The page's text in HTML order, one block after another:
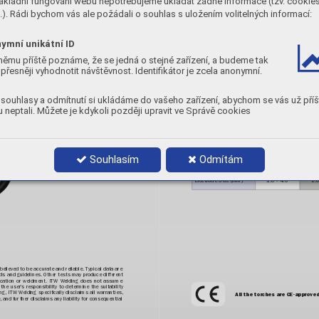
Rádi bychom vás ale požádali o souhlas s uložením volitelných informací:
unikátní ID
příště poznáme, že se jedná o stejné zařízení, a budeme tak
vyhodnotit návštěvnost. Identifikátor je zcela anonymní.
a odmítnutí si ukládáme do vašeho zařízení, abychom se vás už
neptali. Můžete je kdykoli později upravit ve Správě cookies
Souhlasím Odmítám
to be accurate and reliable. Typical data are
and guidelines. Other tests may produce different
or weldment. ITW Welding does not assume
user’s responsibility to determine the suitability
ITW Welding specically disclaims all warranties,
and fur ther disclaims any liability for consequential
All the torches are CE-approved.
Model
AUTOMA
Formerly
Air Cooled
Duty Cycle (%)
Electrode Size (mm) 1.0 - 4.0